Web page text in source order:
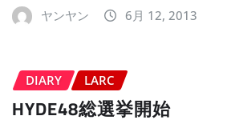
ヤンヤン 6月 12, 2013
DIARY LARC
HYDE48総選挙開始